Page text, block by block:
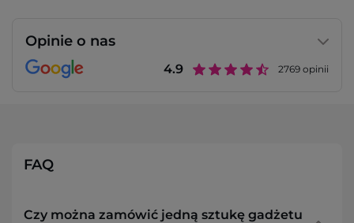
Opinie o nas
4.9 2769 opinii
FAQ
Czy można zamówić jedną sztukę gadżetu